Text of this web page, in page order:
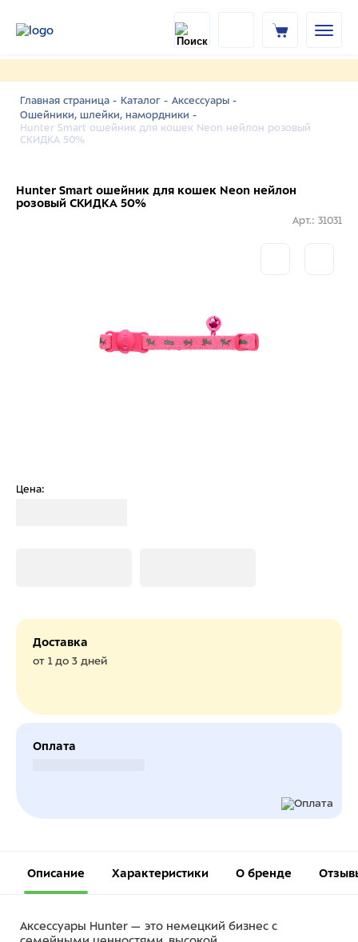
Главная страница - Каталог - Аксессуары -
Ошейники, шлейки, намордники -
Hunter Smart ошейник для кошек Neon нейлон розовый
СКИДКА 50%
Hunter Smart ошейник для кошек Neon нейлон
розовый СКИДКА 50%
Арт.: 31031
Цена:
Доставка
от 1 до 3 дней
Оплата
Описание Характеристики О бренде
Аксессуары Hunter — это немецкий бизнес с